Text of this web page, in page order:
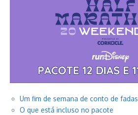
Um fim de semana de conto de fadas
O que está incluso no pacote